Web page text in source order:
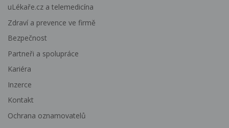
uLékaře.cz a telemedicína
Zdraví a prevence ve firmě
Bezpečnost
Partneři a spolupráce
Kariéra
Inzerce
Kontakt
Ochrana oznamovatelů